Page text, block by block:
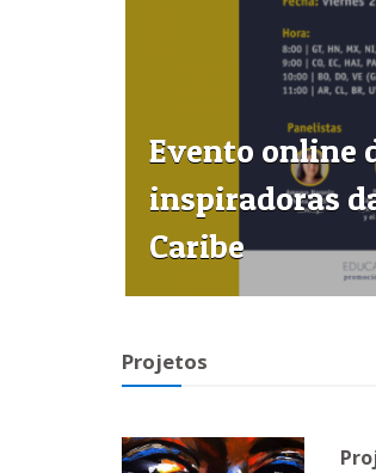
Evento online
inspiradoras
Caribe
Projetos